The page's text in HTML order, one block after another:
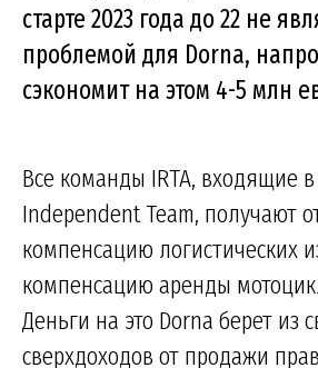
старте 2023 года до 22 не
проблемой для Dorna,
сэкономит на этом 4-5 млн
Все команды IRTA, входящие в
Independent Team, получают
компенсацию логистических
компенсацию аренды
Деньги на это Dorna берет из
сверхдоходов от продажи